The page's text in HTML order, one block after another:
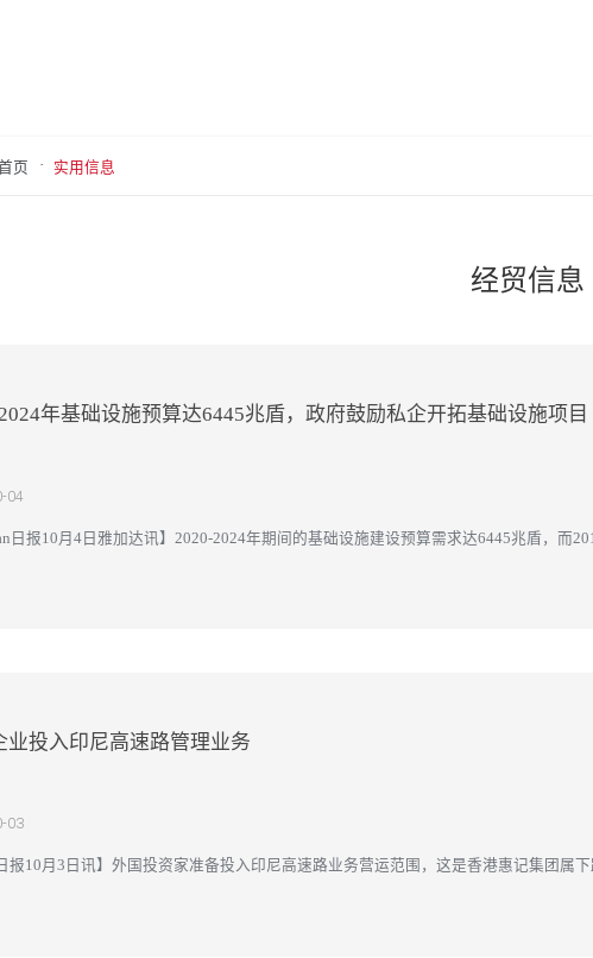
页 · 实用信息
经贸信息
年基础设施预算达6445兆盾，政府鼓励私企开拓基础设施项目
04
日报10月4日雅加达讯】2020-2024年期间的基础设施建设预算需求达6445兆盾，而
业投入印尼高速路管理业务
03
报10月3日讯】外国投资家准备投入印尼高速路业务营运范围，这是香港惠记集团属